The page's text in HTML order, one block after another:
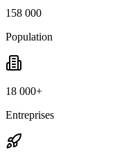
158 000
Population
18 000+
Entreprises